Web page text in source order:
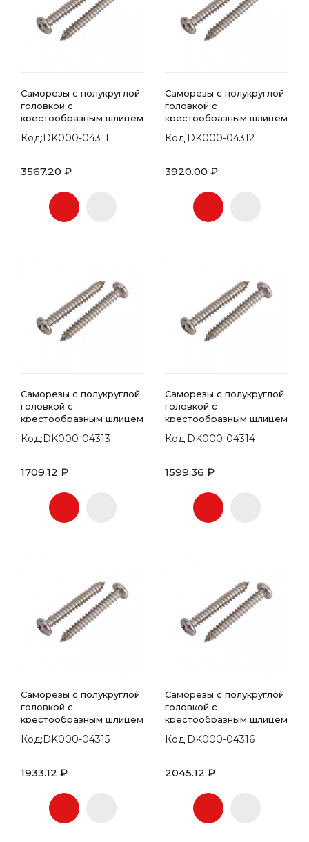
Саморезы с полукруглой
головкой с
крестообразным шлицем
Код:DK000-04311
3567.20 ₽
Саморезы с полукруглой
головкой с
крестообразным шлицем
Код:DK000-04312
3920.00 ₽
Саморезы с полукруглой
головкой с
крестообразным шлицем
Код:DK000-04313
1709.12 ₽
Саморезы с полукруглой
головкой с
крестообразным шлицем
Код:DK000-04314
1599.36 ₽
Саморезы с полукруглой
головкой с
крестообразным шлицем
Код:DK000-04315
1933.12 ₽
Саморезы с полукруглой
головкой с
крестообразным шлицем
Код:DK000-04316
2045.12 ₽